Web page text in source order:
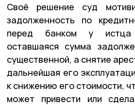
Своё решение суд
задолженность по
перед банком у
оставшаяся сумма
существенной, а снятие
дальнейшая его
к снижению его стоимости,
может привести или